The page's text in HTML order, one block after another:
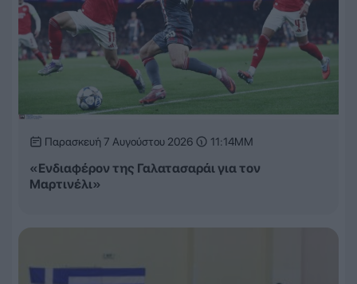
Παρασκευή 7 Αυγούστου 2026 11:14ΜΜ
«Ενδιαφέρον της Γαλατασαράι για τον
Μαρτινέλι»